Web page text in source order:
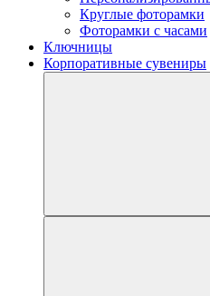
Круглые фоторамки
Фоторамки с часами
Ключницы
Корпоративные сувениры